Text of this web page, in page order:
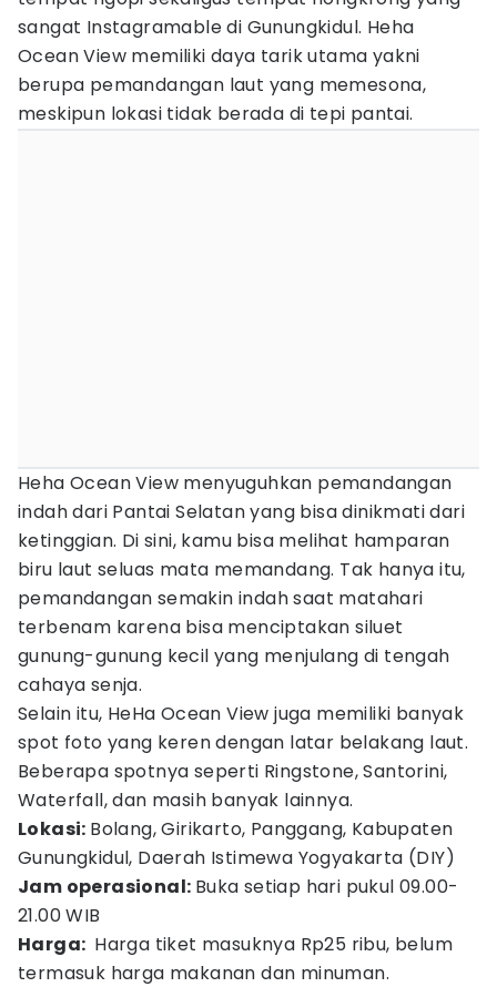
sangat Instagramable di Gunungkidul. Heha
Ocean View memiliki daya tarik utama yakni
berupa pemandangan laut yang memesona,
meskipun lokasi tidak berada di tepi pantai.
Heha Ocean View menyuguhkan pemandangan
indah dari Pantai Selatan yang bisa dinikmati dari
ketinggian. Di sini, kamu bisa melihat hamparan
biru laut seluas mata memandang. Tak hanya itu,
pemandangan semakin indah saat matahari
terbenam karena bisa menciptakan siluet
gunung-gunung kecil yang menjulang di tengah
cahaya senja.
Selain itu, HeHa Ocean View juga memiliki banyak
spot foto yang keren dengan latar belakang laut.
Beberapa spotnya seperti Ringstone, Santorini,
Waterfall, dan masih banyak lainnya.
Lokasi: Bolang, Girikarto, Panggang, Kabupaten
Gunungkidul, Daerah Istimewa Yogyakarta (DIY)
Jam operasional: Buka setiap hari pukul 09.00-
21.00 WIB
Harga: Harga tiket masuknya Rp25 ribu, belum
termasuk harga makanan dan minuman.